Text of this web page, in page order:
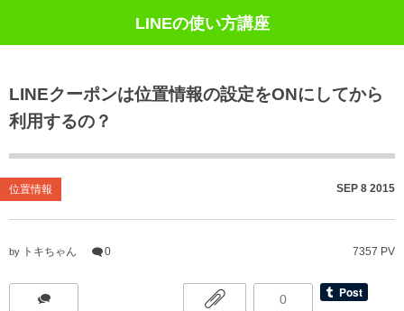
LINEの使い方講座
LINEクーポンは位置情報の設定をONにしてから
利用するの？
位置情報 SEP 8 2015
by トキちゃん 0 7357 PV
0